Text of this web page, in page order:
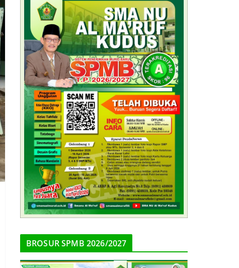
BROSUR SPMB 2026/2027